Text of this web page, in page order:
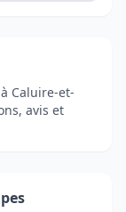
Caluire-et-
avis et